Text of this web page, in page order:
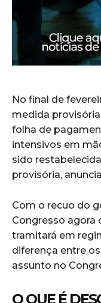
No final de
medida
folha de
intensivos em
sido
provisória,
Com o recuo do
Congresso agora
tramitará em
diferença entre
assunto no
O QUE É